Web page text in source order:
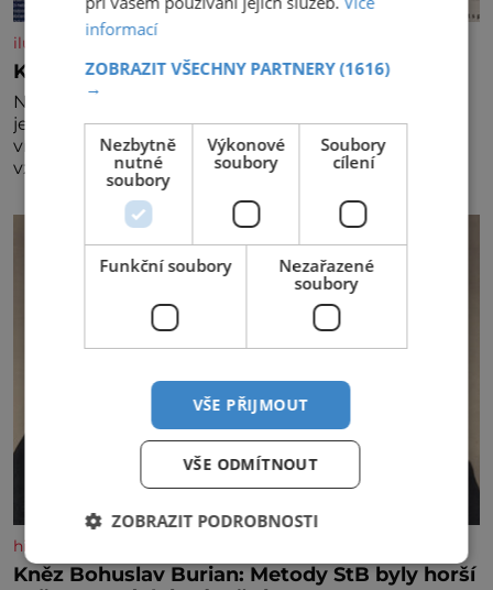
iluxus.cz
Král vín začíná třetí dekádu
Největší český vinařský projekt Král vín ve svém již
jednadvacátém ročníku představil nejlepší domácí
vína. Ta vybírala odborná porota z celkem 1260
vzorků od 157 vinařů. Král vín, který se – i pře
historyplus.cz
Kněz Bohuslav Burian: Metody StB byly horší
informací
ZOBRAZIT VŠECHNY PARTNERY(1616)
→
Nezbytně
nutné
soubory
Výkonové
soubory
Soubory
cílení
Funkční soubory
Nezařazené
soubory
VŠE PŘIJMOUT
VŠE ODMÍTNOUT
ZOBRAZIT PODROBNOSTI